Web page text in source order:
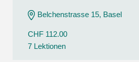
Belchenstrasse 15, Basel
CHF 112.00
7 Lektionen